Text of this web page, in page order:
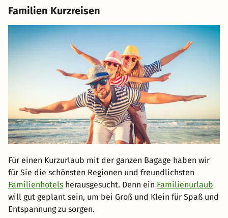
Familien Kurzreisen
Für einen Kurzurlaub mit der ganzen Bagage haben wir
für Sie die schönsten Regionen und freundlichsten
Familienhotels herausgesucht. Denn ein Familienurlaub
will gut geplant sein, um bei Groß und Klein für Spaß und
Entspannung zu sorgen.